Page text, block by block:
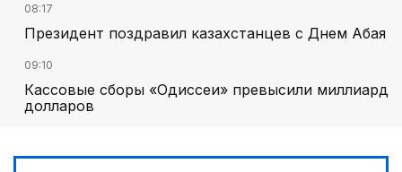
08:17
Президент поздравил казахстанцев с Днем Абая
09:10
Кассовые сборы «Одиссеи» превысили миллиард
долларов